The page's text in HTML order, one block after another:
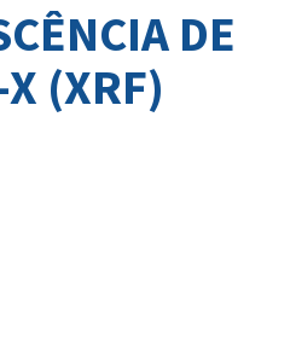
DE
(XRF)